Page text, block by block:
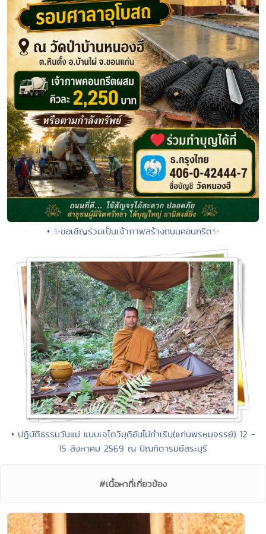
• ✨ขอเชิญร่วมเป็นเจ้าภาพสร้างถนนคอนกรีต✨
• ปฏิบัติธรรมวันแม่ แบบเจโตวิมุติอันไม่กำเริบ(แก่นพรหมจรรย์) 12 -
15 สิงหาคม 2569 ณ ปัณฑิตารมย์สระบุรี
#เนื้อหาที่เกี่ยวข้อง